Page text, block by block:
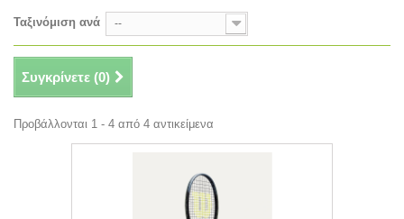
Ταξινόμιση ανά --
Συγκρίνετε (0)
Προβάλλονται 1 - 4 από 4 αντικείμενα